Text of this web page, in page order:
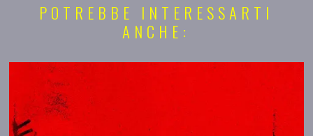
POTREBBE INTERESSARTI
ANCHE: